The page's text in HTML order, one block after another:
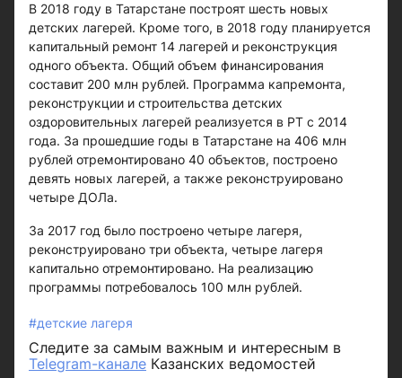
В 2018 году в Татарстане построят шесть новых
детских лагерей. Кроме того, в 2018 году планируется
капитальный ремонт 14 лагерей и реконструкция
одного объекта. Общий объем финансирования
составит 200 млн рублей. Программа капремонта,
реконструкции и строительства детских
оздоровительных лагерей реализуется в РТ с 2014
года. За прошедшие годы в Татарстане на 406 млн
рублей отремонтировано 40 объектов, построено
девять новых лагерей, а также реконструировано
четыре ДОЛа.
За 2017 год было построено четыре лагеря,
реконструировано три объекта, четыре лагеря
капитально отремонтировано. На реализацию
программы потребовалось 100 млн рублей.
#детские лагеря
Следите за самым важным и интересным в
Telegram-канале Казанских ведомостей